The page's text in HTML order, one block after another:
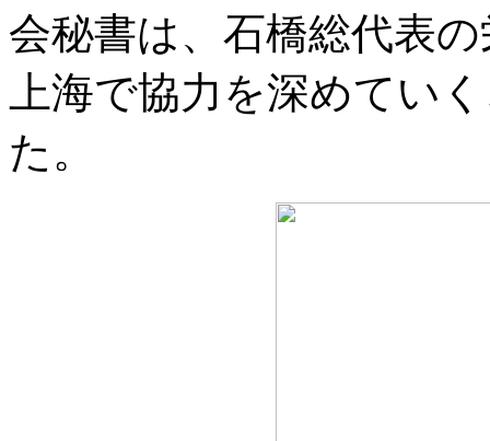
会秘書は、石橋総代表
上海で協力を深めてい
た。